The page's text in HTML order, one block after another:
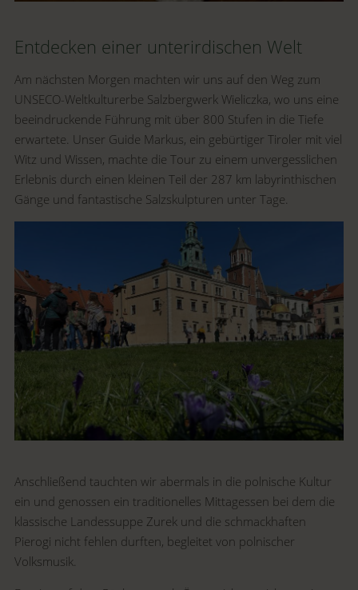
Entdecken einer unterirdischen Welt
Am nächsten Morgen machten wir uns auf den Weg zum
UNSECO-Weltkulturerbe Salzbergwerk Wieliczka, wo uns eine
beeindruckende Führung mit über 800 Stufen in die Tiefe
erwartete. Unser Guide Markus, ein gebürtiger Tiroler mit viel
Witz und Wissen, machte die Tour zu einem unvergesslichen
Erlebnis durch einen kleinen Teil der 287 km labyrinthischen
Gänge und fantastische Salzskulpturen unter Tage.
Anschließend tauchten wir abermals in die polnische Kultur
ein und genossen ein traditionelles Mittagessen bei dem die
klassische Landessuppe Zurek und die schmackhaften
Pierogi nicht fehlen durften, begleitet von polnischer
Volksmusik.